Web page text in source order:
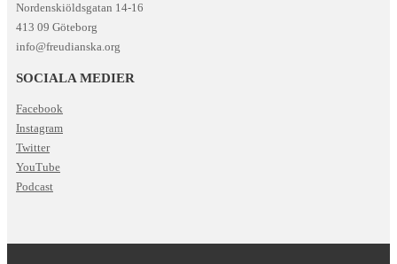
Nordenskiöldsgatan 14-16
413 09 Göteborg
info@freudianska.org
SOCIALA MEDIER
Facebook
Instagram
Twitter
YouTube
Podcast